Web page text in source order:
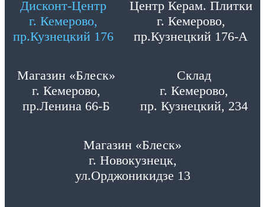
Дисконт-Центр
г. Кемерово,
пр.Кузнецкий 176
Центр Керам. Плитки
г. Кемерово,
пр.Кузнецкий 176-А
Магазин «Блеск»
г. Кемерово,
пр.Ленина 66-Б
Склад
г. Кемерово,
пр. Кузнецкий, 234
Магазин «Блеск»
г. Новокузнецк,
ул.Орджоникидзе 13